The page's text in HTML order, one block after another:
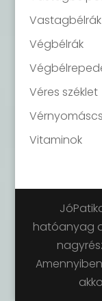
Vastagbélrák
Végbélrák
Véres széklet
Vitaminok
hatóanyag